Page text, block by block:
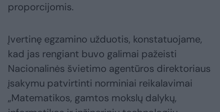
proporcijomis.
Įvertinę egzamino užduotis, konstatuojame,
kad jas rengiant buvo galimai pažeisti
Nacionalinės švietimo agentūros direktoriaus
įsakymu patvirtinti norminiai reikalavimai
„Matematikos, gamtos mokslų dalykų,